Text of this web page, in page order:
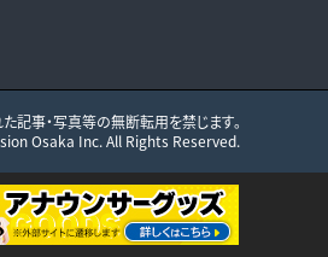
記事・写真等の無断転用を禁じます。
Osaka Inc. All Rights Reserved.